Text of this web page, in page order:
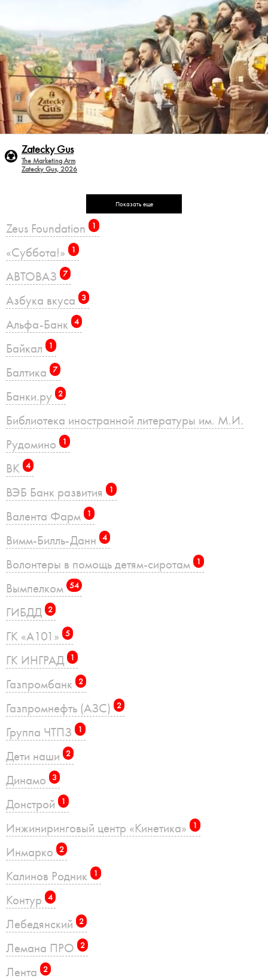
Zatecky Gus
The Marketing Arm
Zatecky Gus, 2026
Показать еще
Zeus Foundation 1
«Суббота!» 1
АВТОВАЗ 7
Азбука вкуса 3
Альфа-Банк 4
Байкал 1
Балтика 7
Банки.ру 2
Библиотека иностранной литературы им. М.И.
Рудомино
1
ВК 4
ВЭБ Банк развития 1
Валента Фарм 1
Вимм-Билль-Данн 4
Волонтеры в помощь детям-сиротам 1
Вымпелком 54
ГИБДД 2
ГК «А101» 5
ГК ИНГРАД 1
Газпромбанк 2
Газпромнефть (АЗС) 2
Группа ЧТПЗ 1
Дети наши 2
Динамо 3
Донстрой 1
Инжиниринговый центр «Кинетика» 1
Инмарко 2
Калинов Родник 1
Контур 4
Лебедянский 2
Лемана ПРО 2
Лента 2